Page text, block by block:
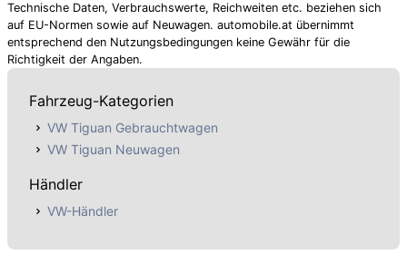
Technische Daten, Verbrauchswerte, Reichweiten etc. beziehen sich
auf EU-Normen sowie auf Neuwagen. automobile.at übernimmt
entsprechend den Nutzungsbedingungen keine Gewähr für die
Richtigkeit der Angaben.
Fahrzeug-Kategorien
VW Tiguan Gebrauchtwagen
VW Tiguan Neuwagen
Händler
VW-Händler